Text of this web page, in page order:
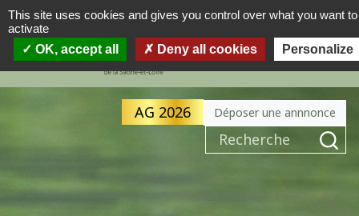
MENU
AG 2026 Déposer une annnonce
This site uses cookies and gives you control over what you want to
activate
OK, accept all
Deny all cookies Personalize